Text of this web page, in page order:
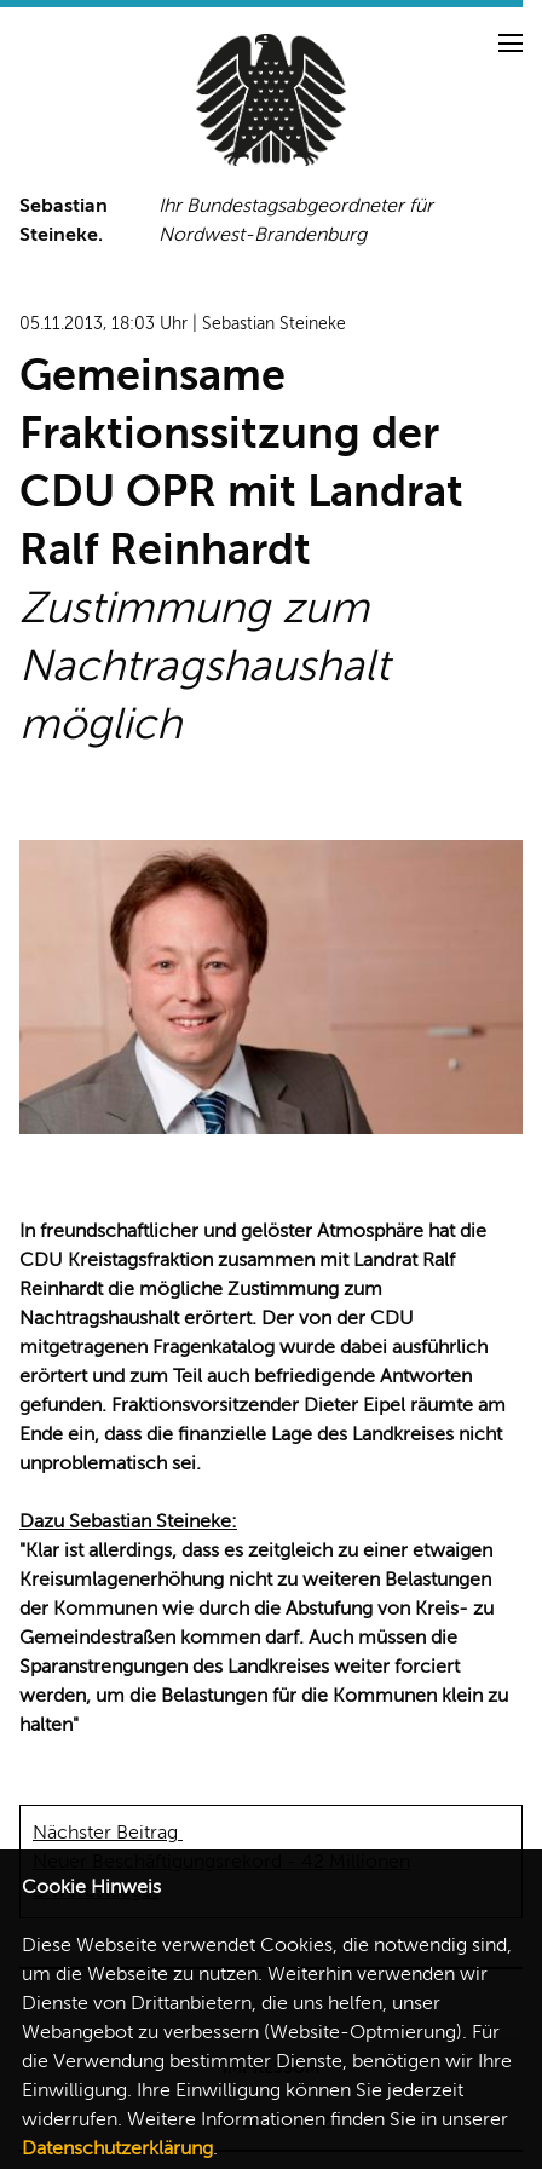
Sebastian
Steineke.
Ihr Bundestagsabgeordneter für
Nordwest-Brandenburg
NEUIGKEITEN
PRESSEFOTOS
FACEBOOK-SEITE
05.11.2013, 18:03 Uhr | Sebastian Steineke
Gemeinsame
Fraktionssitzung der
CDU OPR mit Landrat
Ralf Reinhardt
Zustimmung zum
Nachtragshaushalt
möglich
In freundschaftlicher und gelöster Atmosphäre hat die
CDU Kreistagsfraktion zusammen mit Landrat Ralf
Reinhardt die mögliche Zustimmung zum
Nachtragshaushalt erörtert. Der von der CDU
mitgetragenen Fragenkatalog wurde dabei ausführlich
erörtert und zum Teil auch befriedigende Antworten
gefunden. Fraktionsvorsitzender Dieter Eipel räumte am
Ende ein, dass die finanzielle Lage des Landkreises nicht
unproblematisch sei.
Dazu Sebastian Steineke:
"Klar ist allerdings, dass es zeitgleich zu einer etwaigen
Kreisumlagenerhöhung nicht zu weiteren Belastungen
der Kommunen wie durch die Abstufung von Kreis- zu
Gemeindestraßen kommen darf. Auch müssen die
Sparanstrengungen des Landkreises weiter forciert
werden, um die Belastungen für die Kommunen klein zu
halten"
Nächster Beitrag
Erwerbstätige!
IMPRESSUM
DATENSCHUTZ
Cookie Hinweis
Diese Webseite verwendet Cookies, die notwendig sind,
um die Webseite zu nutzen. Weiterhin verwenden wir
Dienste von Drittanbietern, die uns helfen, unser
Webangebot zu verbessern (Website-Optmierung). Für
die Verwendung bestimmter Dienste, benötigen wir Ihre
Einwilligung. Ihre Einwilligung können Sie jederzeit
widerrufen. Weitere Informationen finden Sie in unserer
Datenschutzerklärung.